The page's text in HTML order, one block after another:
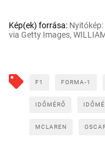
Kép(ek) forrása:
via Getty Images,
F1 FORMA-1
IDŐMÉRŐ
MCLAREN